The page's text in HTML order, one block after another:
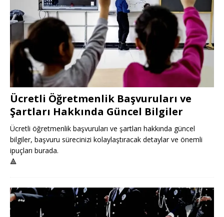
Ücretli Öğretmenlik Başvuruları ve
Şartları Hakkında Güncel Bilgiler
Ücretli öğretmenlik başvuruları ve şartları hakkında güncel
bilgiler, başvuru sürecinizi kolaylaştıracak detaylar ve önemli
ipuçları burada.
🔺